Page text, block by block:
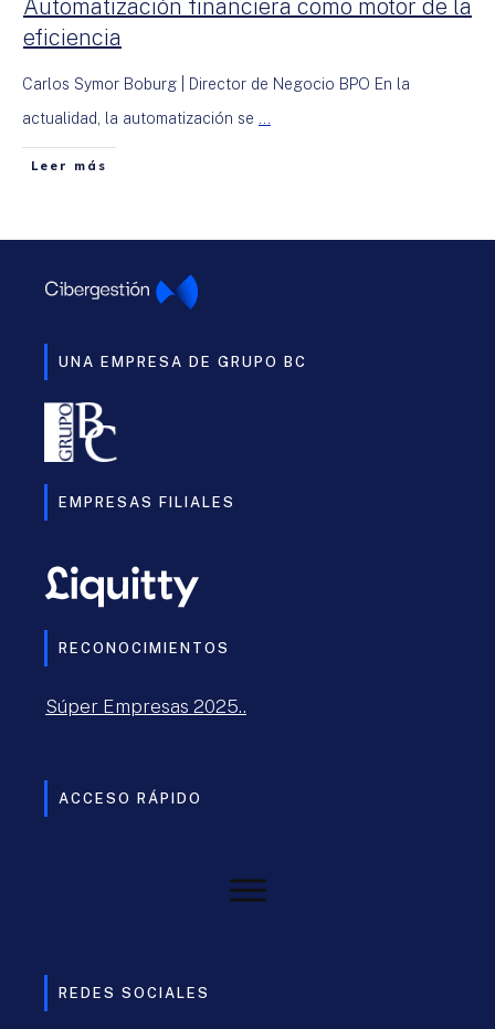
Automatización financiera como motor de la
eficiencia
Carlos Symor Boburg | Director de Negocio BPO En la
actualidad, la automatización se ...
Leer más
UNA EMPRESA DE GRUPO BC
EMPRESAS FILIALES
RECONOCIMIENTOS
Súper Empresas 2025..
ACCESO RÁPIDO
REDES SOCIALES